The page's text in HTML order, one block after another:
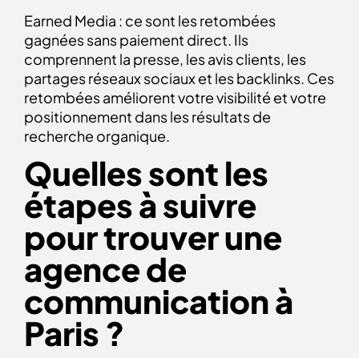
Earned Media : ce sont les retombées
gagnées sans paiement direct. Ils
comprennent la presse, les avis clients, les
partages réseaux sociaux et les backlinks. Ces
retombées améliorent votre visibilité et votre
positionnement dans les résultats de
recherche organique.
Quelles sont les
étapes à suivre
pour trouver une
agence de
communication à
Paris ?